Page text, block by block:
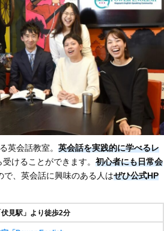
英会話教室。 英会話を実践的に学べるレ
けることができます。 初心者にも日常会
で、英会話に興味のある人はぜひ公式HP
見駅」より徒歩2分